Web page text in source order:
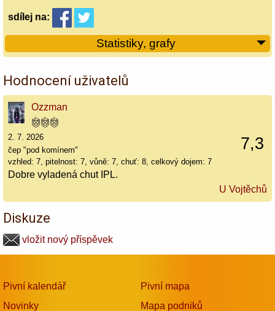
sdílej na:
Statistiky, grafy
Hodnocení uživatelů
Ozzman
7,3
2. 7. 2026
čep "pod komínem"
vzhled: 7, pitelnost: 7, vůně: 7, chuť: 8, celkový dojem: 7
Dobre vyladená chut IPL.
U Vojtěchů
Diskuze
vložit nový příspěvek
Pivní kalendář
Novinky
Pivní mapa
Mapa podniků